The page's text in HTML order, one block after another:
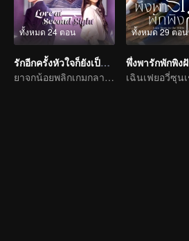
ทั้งหมด 24 ตอน
รักอีกครั้งหัวใจก็ยังเป็นเธอ
ยาจกน้อยพลิกเกมกลายเป็นประธานจอมเผด็จการไล่จีบรักแรก
ทั้งหมด 29 ตอน